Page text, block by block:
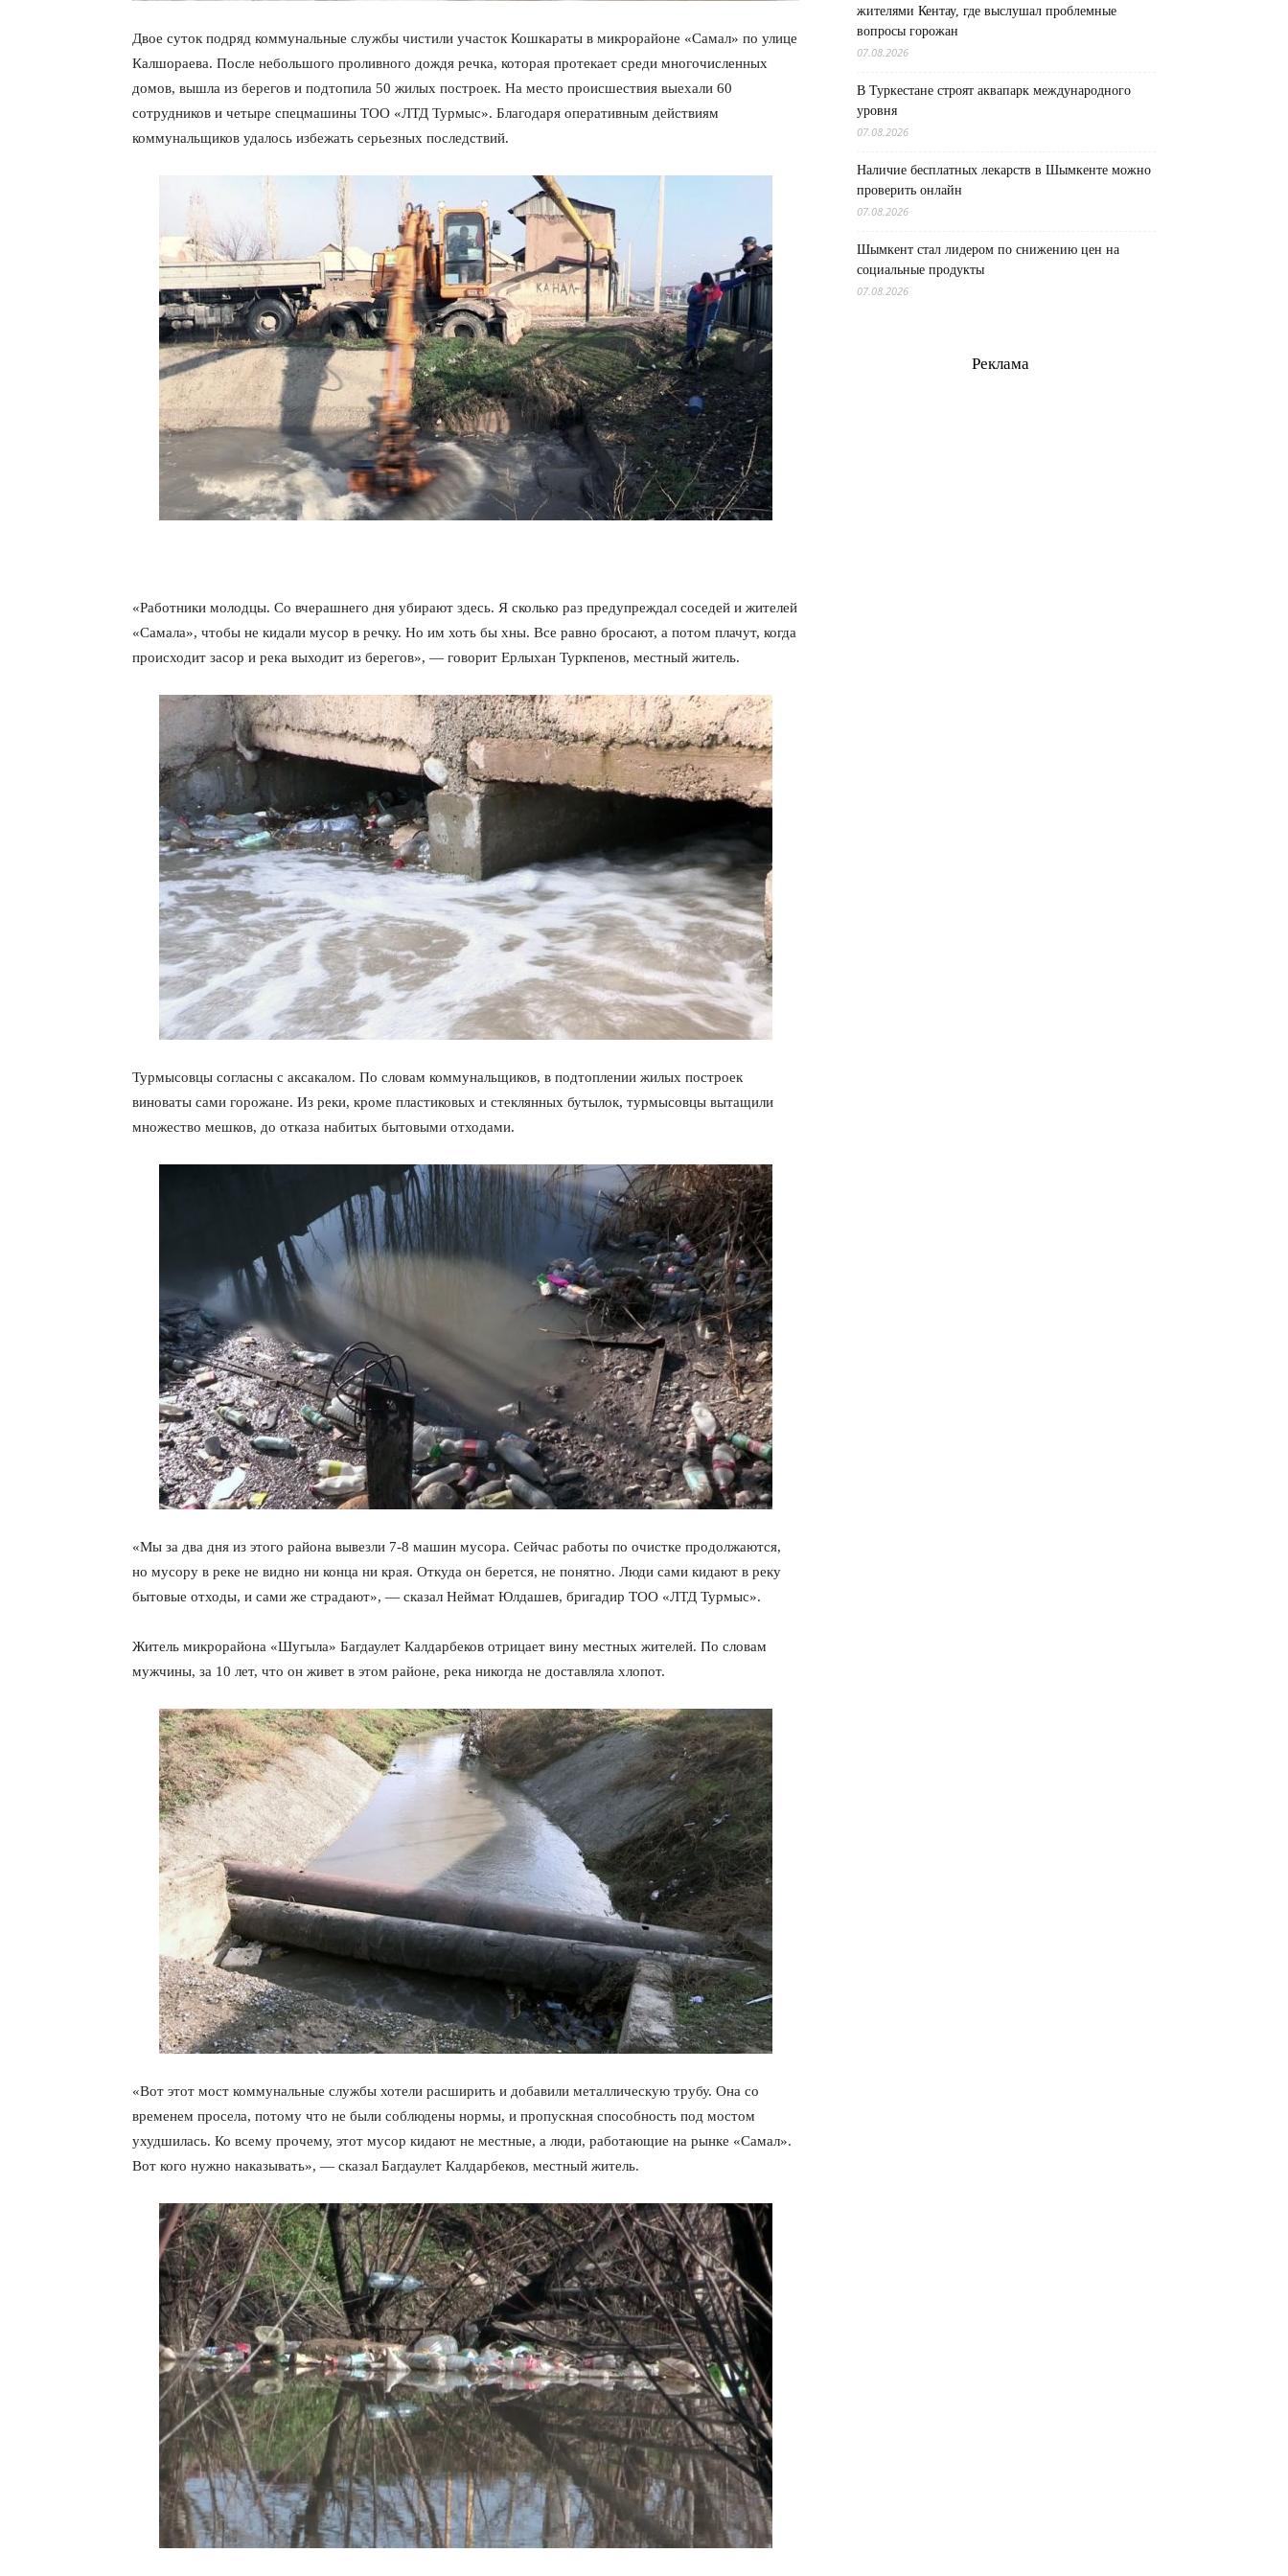
Двое суток подряд коммунальные службы чистили участок Кошкараты в микрорайоне «Самал» по улице
Калшораева. После небольшого проливного дождя речка, которая протекает среди многочисленных
домов, вышла из берегов и подтопила 50 жилых построек. На место происшествия выехали 60
сотрудников и четыре спецмашины ТОО «ЛТД Турмыс». Благодаря оперативным действиям
коммунальщиков удалось избежать серьезных последствий.
«Работники молодцы. Со вчерашнего дня убирают здесь. Я сколько раз предупреждал соседей и жителей
«Самала», чтобы не кидали мусор в речку. Но им хоть бы хны. Все равно бросают, а потом плачут, когда
происходит засор и река выходит из берегов», — говорит Ерлыхан Туркпенов, местный житель.
Турмысовцы согласны с аксакалом. По словам коммунальщиков, в подтоплении жилых построек
виноваты сами горожане. Из реки, кроме пластиковых и стеклянных бутылок, турмысовцы вытащили
множество мешков, до отказа набитых бытовыми отходами.
«Мы за два дня из этого района вывезли 7-8 машин мусора. Сейчас работы по очистке продолжаются,
но мусору в реке не видно ни конца ни края. Откуда он берется, не понятно. Люди сами кидают в реку
бытовые отходы, и сами же страдают», — сказал Неймат Юлдашев, бригадир ТОО «ЛТД Турмыс».
Житель микрорайона «Шугыла» Багдаулет Калдарбеков отрицает вину местных жителей. По словам
мужчины, за 10 лет, что он живет в этом районе, река никогда не доставляла хлопот.
«Вот этот мост коммунальные службы хотели расширить и добавили металлическую трубу. Она со
временем просела, потому что не были соблюдены нормы, и пропускная способность под мостом
ухудшилась. Ко всему прочему, этот мусор кидают не местные, а люди, работающие на рынке «Самал».
Вот кого нужно наказывать», — сказал Багдаулет Калдарбеков, местный житель.
жителями Кентау, где выслушал проблемные
вопросы горожан
07.08.2026
В Туркестане строят аквапарк международного
уровня
07.08.2026
Наличие бесплатных лекарств в Шымкенте можно
проверить онлайн
07.08.2026
Шымкент стал лидером по снижению цен на
социальные продукты
07.08.2026
Реклама